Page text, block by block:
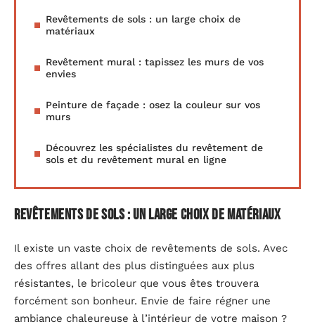
Revêtements de sols : un large choix de
matériaux
Revêtement mural : tapissez les murs de vos
envies
Peinture de façade : osez la couleur sur vos
murs
Découvrez les spécialistes du revêtement de
sols et du revêtement mural en ligne
Revêtements de sols : un large choix de matériaux
Il existe un vaste choix de revêtements de sols. Avec
des offres allant des plus distinguées aux plus
résistantes, le bricoleur que vous êtes trouvera
forcément son bonheur. Envie de faire régner une
ambiance chaleureuse à l’intérieur de votre maison ?